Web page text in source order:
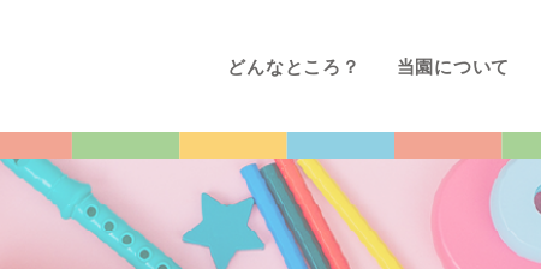
どんなところ？ 当園について